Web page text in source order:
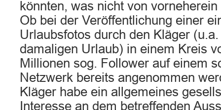
könnten, was nicht von
Ob bei der Veröffentlichung einer
Urlaubsfotos durch den Kläger
damaligen Urlaub) in einem Kreis
Millionen sog. Follower auf einem
Netzwerk bereits angenommen
Kläger habe ein allgemeines
Interesse an dem betreffenden